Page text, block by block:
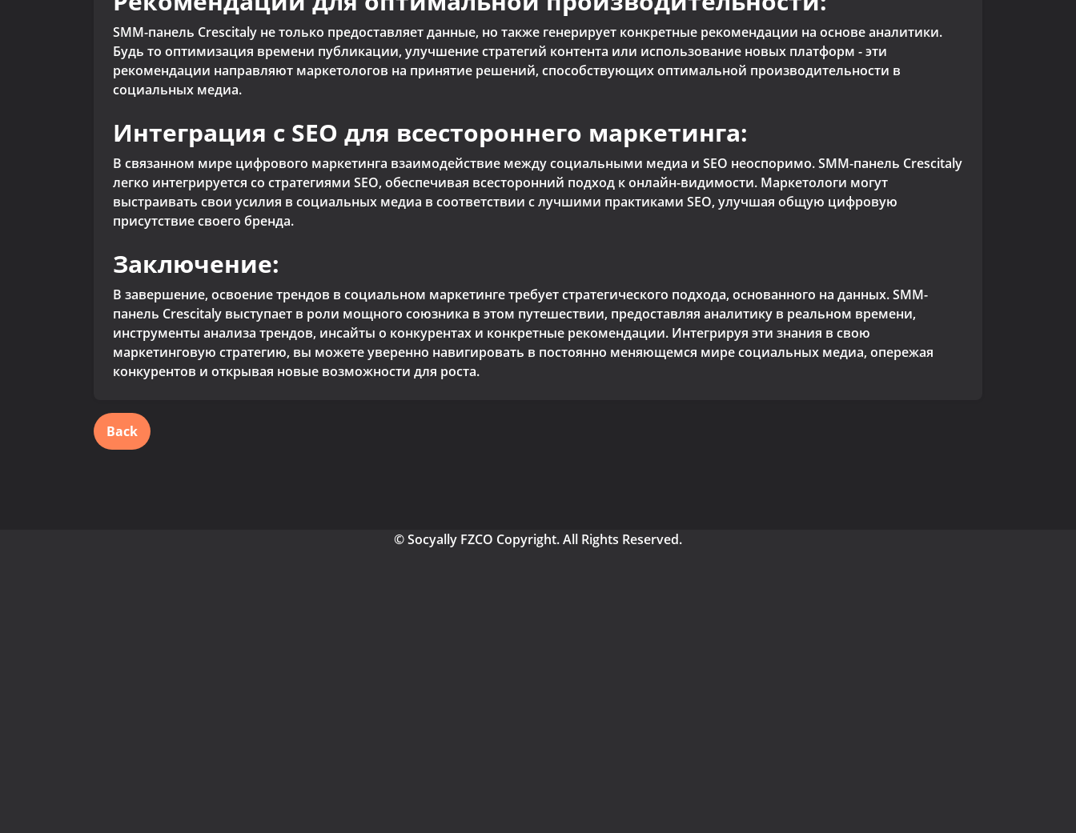
SMM-панель Crescitaly не только предоставляет данные, но также генерирует конкретные рекомендации на основе аналитики.
Будь то оптимизация времени публикации, улучшение стратегий контента или использование новых платформ - эти
рекомендации направляют маркетологов на принятие решений, способствующих оптимальной производительности в
социальных медиа.
Интеграция с SEO для всестороннего маркетинга:
В связанном мире цифрового маркетинга взаимодействие между социальными медиа и SEO неоспоримо. SMM-панель Crescitaly
легко интегрируется со стратегиями SEO, обеспечивая всесторонний подход к онлайн-видимости. Маркетологи могут
выстраивать свои усилия в социальных медиа в соответствии с лучшими практиками SEO, улучшая общую цифровую
присутствие своего бренда.
Заключение:
В завершение, освоение трендов в социальном маркетинге требует стратегического подхода, основанного на данных. SMM-
панель Crescitaly выступает в роли мощного союзника в этом путешествии, предоставляя аналитику в реальном времени,
инструменты анализа трендов, инсайты о конкурентах и конкретные рекомендации. Интегрируя эти знания в свою
маркетинговую стратегию, вы можете уверенно навигировать в постоянно меняющемся мире социальных медиа, опережая
конкурентов и открывая новые возможности для роста.
Back
© Socyally FZCO Copyright. All Rights Reserved.